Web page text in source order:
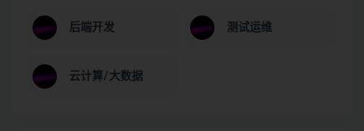
后端开发 测试运维
云计算/大数据